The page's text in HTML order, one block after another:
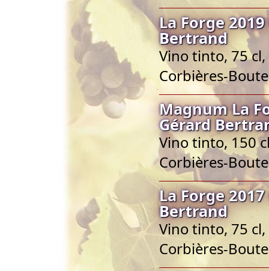
La Forge
Bertrand
Vino tinto, 75
Corbières-
Magnum La
Gérard
Vino tinto, 150
Corbières-
La Forge
Bertrand
Vino tinto, 75
Corbières-